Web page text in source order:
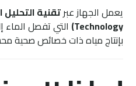
يعمل الجهاز عبر
Technology) التي تفصل الماء
بإنتاج مياه ذات خصائص صحية